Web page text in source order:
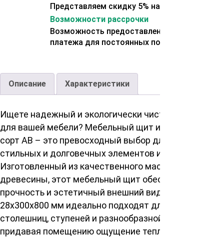
Представляем скидку 5% на второй заказ
Возможности рассрочки
Возможность предоставления отсрочки
платежа для постоянных покупателей.
Описание Характеристики
Ищете надежный и экологически чистый материал
для вашей мебели? Мебельный щит из сосны и ели
сорт АВ – это превосходный выбор для создания
стильных и долговечных элементов интерьера.
Изготовленный из качественного массива
древесины, этот мебельный щит обеспечивает
прочность и эстетичный внешний вид. Размеры
28х300х800 мм идеально подходят для создания
столешниц, ступеней и разнообразной мебели,
придавая помещению ощущение тепла и комфорта.